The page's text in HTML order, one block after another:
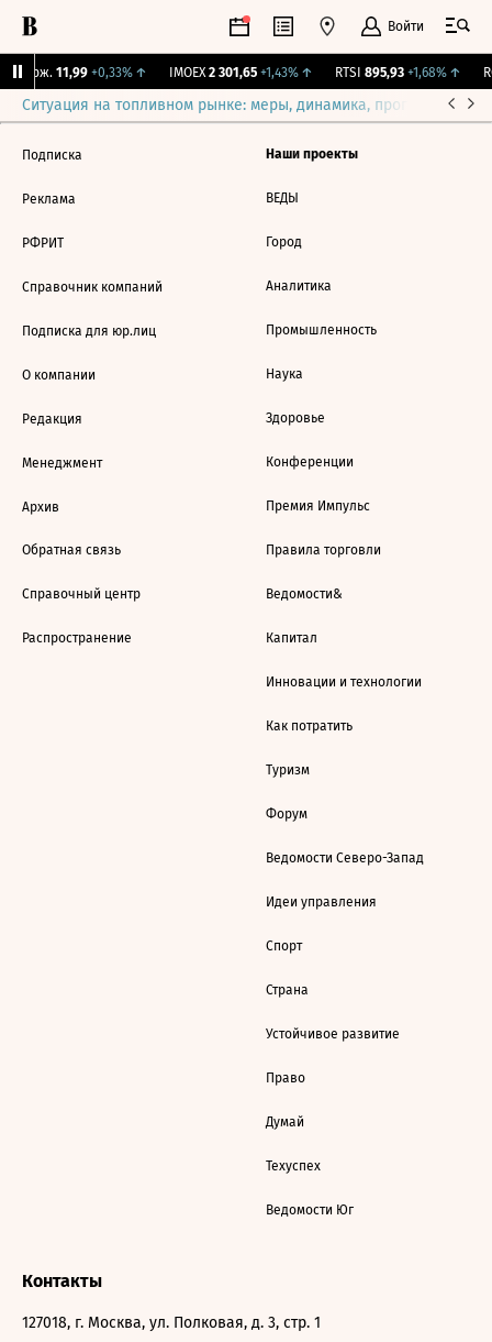
Войти
Бирж. 11,99 +0,33%↑ IMOEX 2 301,65 +1,43%↑ RTSI 895,93 +1,68%↑
Ситуация на топливном рынке: меры, динамика, прогнозы
Подписка
Реклама
РФРИТ
Справочник компаний
Подписка для юр.лиц
О компании
Редакция
Менеджмент
Архив
Обратная связь
Справочный центр
Распространение
Наши проекты
ВЕДЫ
Город
Аналитика
Промышленность
Наука
Здоровье
Конференции
Премия Импульс
Правила торговли
Ведомости&
Капитал
Инновации и технологии
Как потратить
Туризм
Форум
Ведомости Северо-Запад
Идеи управления
Спорт
Страна
Устойчивое развитие
Право
Думай
Техуспех
Ведомости Юг
Контакты
127018, г. Москва, ул. Полковая, д. 3, стр. 1